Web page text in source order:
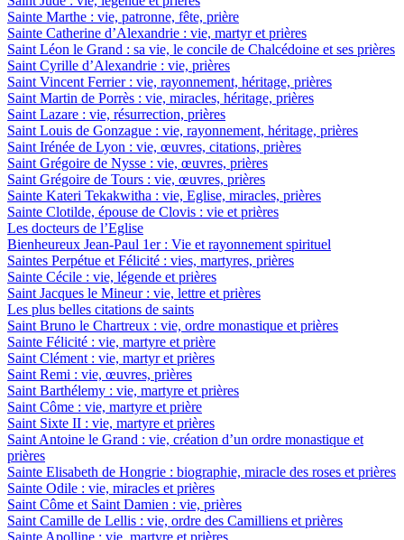
Sainte Marthe : vie, patronne, fête, prière
Sainte Catherine d’Alexandrie : vie, martyr et prières
Saint Léon le Grand : sa vie, le concile de Chalcédoine et ses prières
Saint Cyrille d’Alexandrie : vie, prières
Saint Vincent Ferrier : vie, rayonnement, héritage, prières
Saint Martin de Porrès : vie, miracles, héritage, prières
Saint Lazare : vie, résurrection, prières
Saint Louis de Gonzague : vie, rayonnement, héritage, prières
Saint Irénée de Lyon : vie, œuvres, citations, prières
Saint Grégoire de Nysse : vie, œuvres, prières
Saint Grégoire de Tours : vie, œuvres, prières
Sainte Kateri Tekakwitha : vie, Eglise, miracles, prières
Sainte Clotilde, épouse de Clovis : vie et prières
Les docteurs de l’Eglise
Bienheureux Jean-Paul 1er : Vie et rayonnement spirituel
Saintes Perpétue et Félicité : vies, martyres, prières
Sainte Cécile : vie, légende et prières
Saint Jacques le Mineur : vie, lettre et prières
Les plus belles citations de saints
Saint Bruno le Chartreux : vie, ordre monastique et prières
Sainte Félicité : vie, martyre et prière
Saint Clément : vie, martyr et prières
Saint Remi : vie, œuvres, prières
Saint Barthélemy : vie, martyre et prières
Saint Côme : vie, martyre et prière
Saint Sixte II : vie, martyre et prières
Saint Antoine le Grand : vie, création d’un ordre monastique et
prières
Sainte Elisabeth de Hongrie : biographie, miracle des roses et prières
Sainte Odile : vie, miracles et prières
Saint Côme et Saint Damien : vie, prières
Saint Camille de Lellis : vie, ordre des Camilliens et prières
Sainte Apolline : vie, martyre et prières